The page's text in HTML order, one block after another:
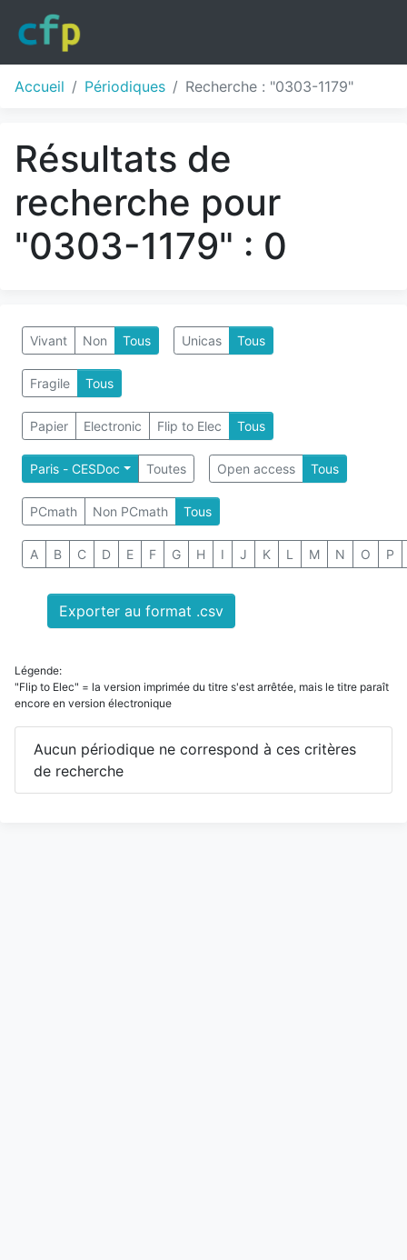
Accueil Périodiques Recherche : "0303-1179"
Résultats de
recherche pour
"0303-1179" : 0
Vivant Non Tous Unicas Tous
Fragile Tous
Papier Electronic Flip to Elec Tous
Paris - CESDoc Toutes Open access Tous
PCmath Non PCmath Tous
A B C D E F G H I J K L M N O P
Exporter au format .csv
Légende:
"Flip to Elec" = la version imprimée du titre s'est arrêtée, mais le titre paraît
encore en version électronique
Aucun périodique ne correspond à ces critères
de recherche